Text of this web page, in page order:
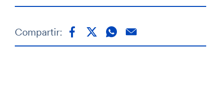
Compartir: